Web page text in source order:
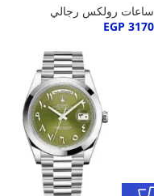
ساعات رولكس رجالي
EGP 3170